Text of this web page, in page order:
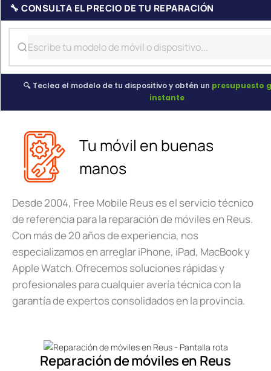
🔧 CONSULTA EL PRECIO DE TU REPARACIÓN
🔍 Teclea el modelo de tu dispositivo y obtén un presupuesto
instante
Tu móvil en buenas
manos
Desde 2004, Free Mobile Reus es el servicio técnico
de referencia para la reparación de móviles en Reus.
Con más de 20 años de experiencia, nos
especializamos en arreglar iPhone, iPad, MacBook y
Apple Watch. Ofrecemos soluciones rápidas y
profesionales para cualquier avería técnica con la
garantía de expertos consolidados en la provincia.
Reparación de móviles en Reus